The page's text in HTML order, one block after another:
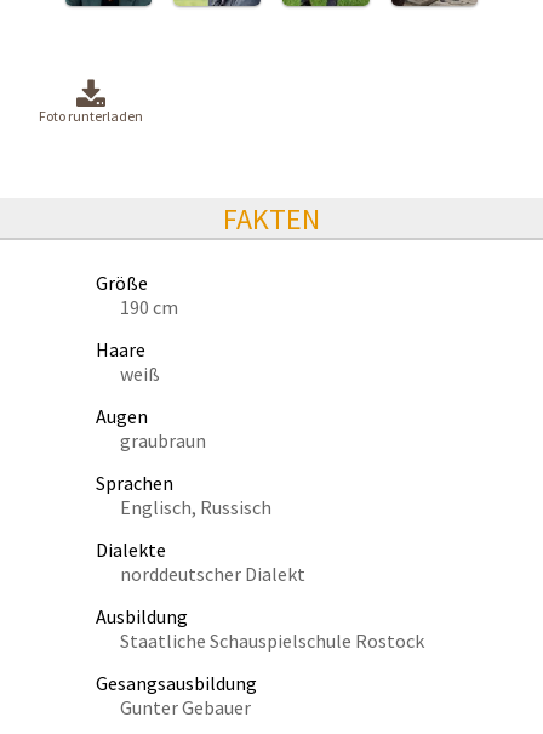
Foto runterladen
FAKTEN
Größe
190 cm
Haare
weiß
Augen
graubraun
Sprachen
Englisch, Russisch
Dialekte
norddeutscher Dialekt
Ausbildung
Staatliche Schauspielschule Rostock
Gesangsausbildung
Gunter Gebauer